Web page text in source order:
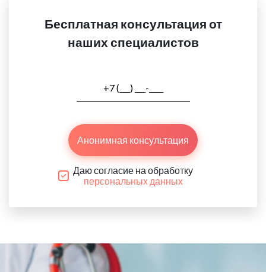
Бесплатная консультация от
наших специалистов
Анонимная консультация
Даю согласие на обработку
персональных данных